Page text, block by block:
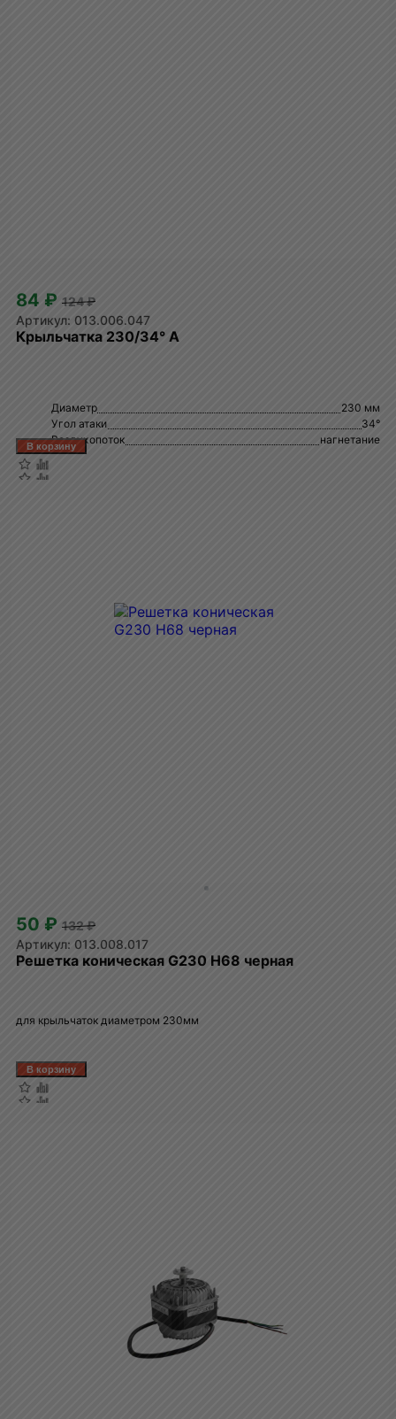
84 ₽ 124 ₽
013.006.047
Крыльчатка 230/34° A
Диаметр
230 мм
Угол атаки
34°
Воздухопоток
нагнетание
50 ₽ 132 ₽
013.008.017
Решетка коническая G230 H68 черная
для крыльчаток диаметром 230мм